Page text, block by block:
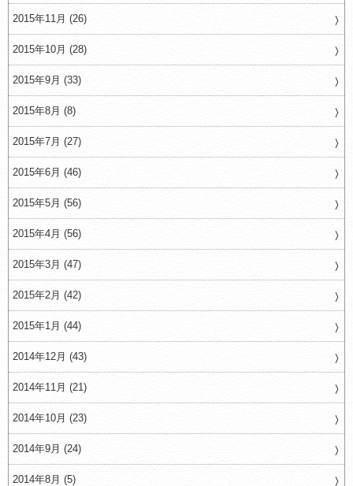
2015年11月 (26)
2015年10月 (28)
2015年9月 (33)
2015年8月 (8)
2015年7月 (27)
2015年6月 (46)
2015年5月 (56)
2015年4月 (56)
2015年3月 (47)
2015年2月 (42)
2015年1月 (44)
2014年12月 (43)
2014年11月 (21)
2014年10月 (23)
2014年9月 (24)
2014年8月 (5)